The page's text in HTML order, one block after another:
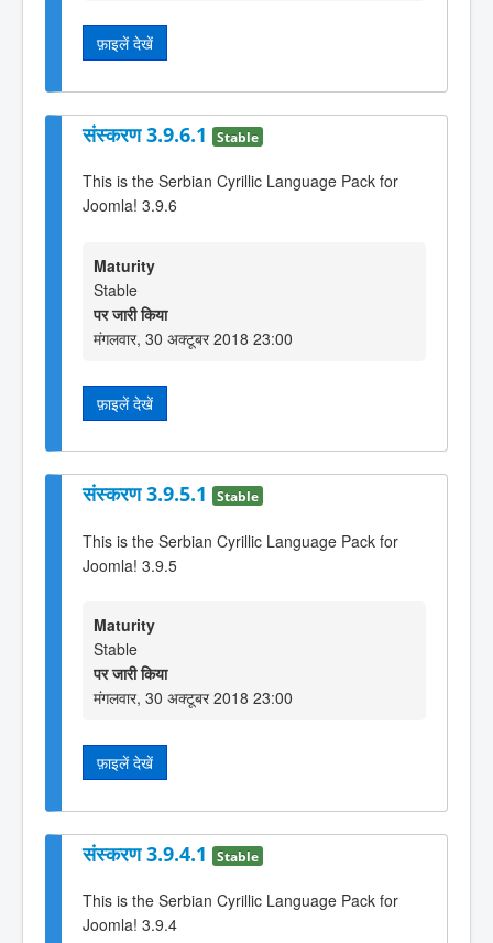
फ़ाइलें देखें
संस्करण 3.9.6.1 Stable
This is the Serbian Cyrillic Language Pack for
Joomla! 3.9.6
Maturity
Stable
पर जारी किया
मंगलवार, 30 अक्टूबर 2018 23:00
फ़ाइलें देखें
संस्करण 3.9.5.1 Stable
This is the Serbian Cyrillic Language Pack for
Joomla! 3.9.5
Maturity
Stable
पर जारी किया
मंगलवार, 30 अक्टूबर 2018 23:00
फ़ाइलें देखें
संस्करण 3.9.4.1 Stable
This is the Serbian Cyrillic Language Pack for
Joomla! 3.9.4